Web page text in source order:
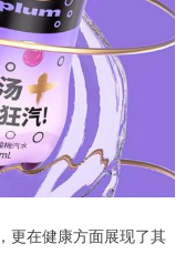
在健康方面展现了其